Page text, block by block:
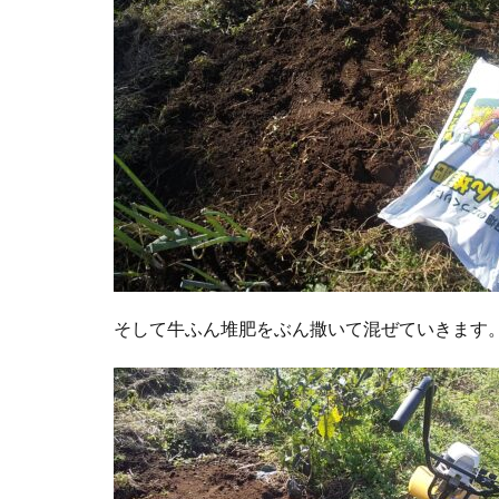
そして牛ふん堆肥をぶん撒いて混ぜていきます